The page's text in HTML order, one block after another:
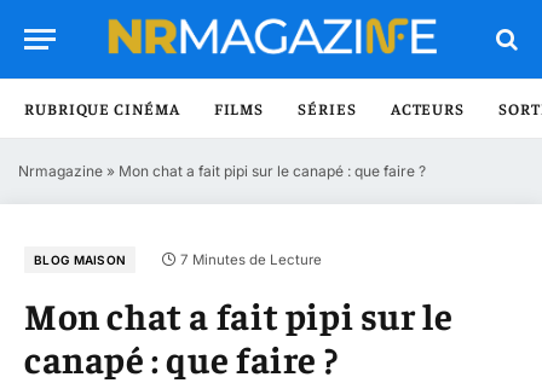
RUBRIQUE CINÉMA FILMS SÉRIES ACTEURS
Nrmagazine » Mon chat a fait pipi sur le canapé : que faire ?
BLOG MAISON 7 Minutes de Lecture
Mon chat a fait pipi sur le
canapé : que faire ?